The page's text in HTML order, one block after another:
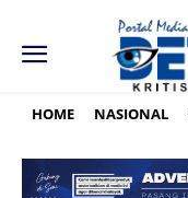
HOME NASIONAL